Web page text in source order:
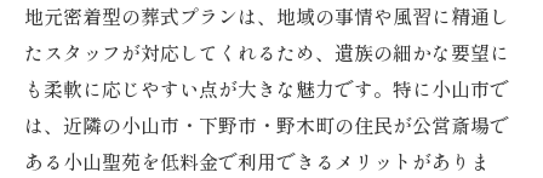
地元密着型の葬式プランは、地域の事情や風習に精通し
たスタッフが対応してくれるため、遺族の細かな要望に
も柔軟に応じやすい点が大きな魅力です。特に小山市で
は、近隣の小山市・下野市・野木町の住民が公営斎場で
ある小山聖苑を低料金で利用できるメリットがありま